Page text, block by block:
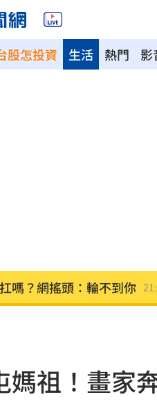
股怎投資 熱門 影
生活
嗎？網搖頭：輪不到你
材 老闆無奈：願賠償
人！TPOC發表矽基民調
媽祖！畫